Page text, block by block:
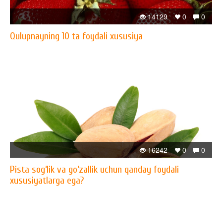
0
0
14129
Qulupnayning 10 ta foydali xususiya
0
0
16242
Pista sog‘lik va go‘zallik uchun qanday foydali
xususiyatlarga ega?